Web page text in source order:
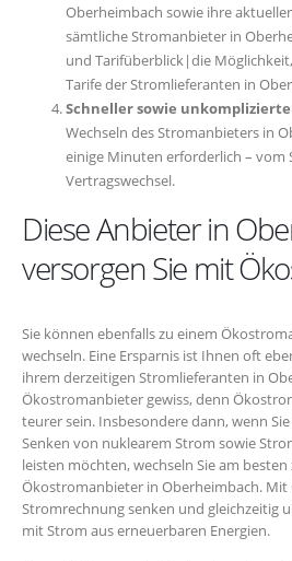
Oberheimbach sowie ihre
sämtliche Stromanbieter in
und Tarifüberblick|die
Tarife der Stromlieferanten in
Schneller sowie
Wechseln des Stromanbieters in
einige Minuten erforderlich – vom
Vertragswechsel.
Diese Anbieter in
versorgen Sie mit
Sie können ebenfalls zu einem
wechseln. Eine Ersparnis ist Ihnen oft
ihrem derzeitigen Stromlieferanten in
Ökostromanbieter gewiss, denn
teurer sein. Insbesondere dann, wenn
Senken von nuklearem Strom sowie
leisten möchten, wechseln Sie am besten
Ökostromanbieter in Oberheimbach.
Stromrechnung senken und gleichzeitig
mit Strom aus erneuerbaren Energien.